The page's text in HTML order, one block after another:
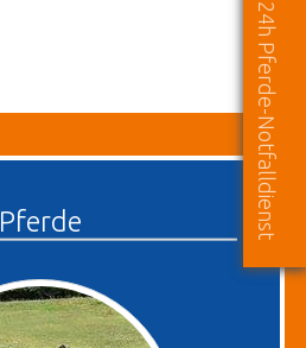
Pferde 24h Pferde-Notfalldienst